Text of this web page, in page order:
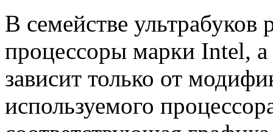
В семействе ультрабуков
процессоры марки Intel,
зависит только от
используемого